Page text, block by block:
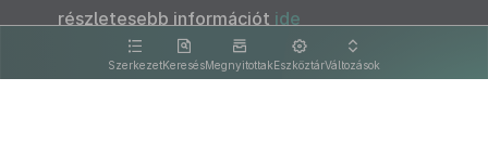
SzerkezetKeresésMegnyitottakEszköztárVáltozások
részletesebb információt ide
kattintva olvashat.